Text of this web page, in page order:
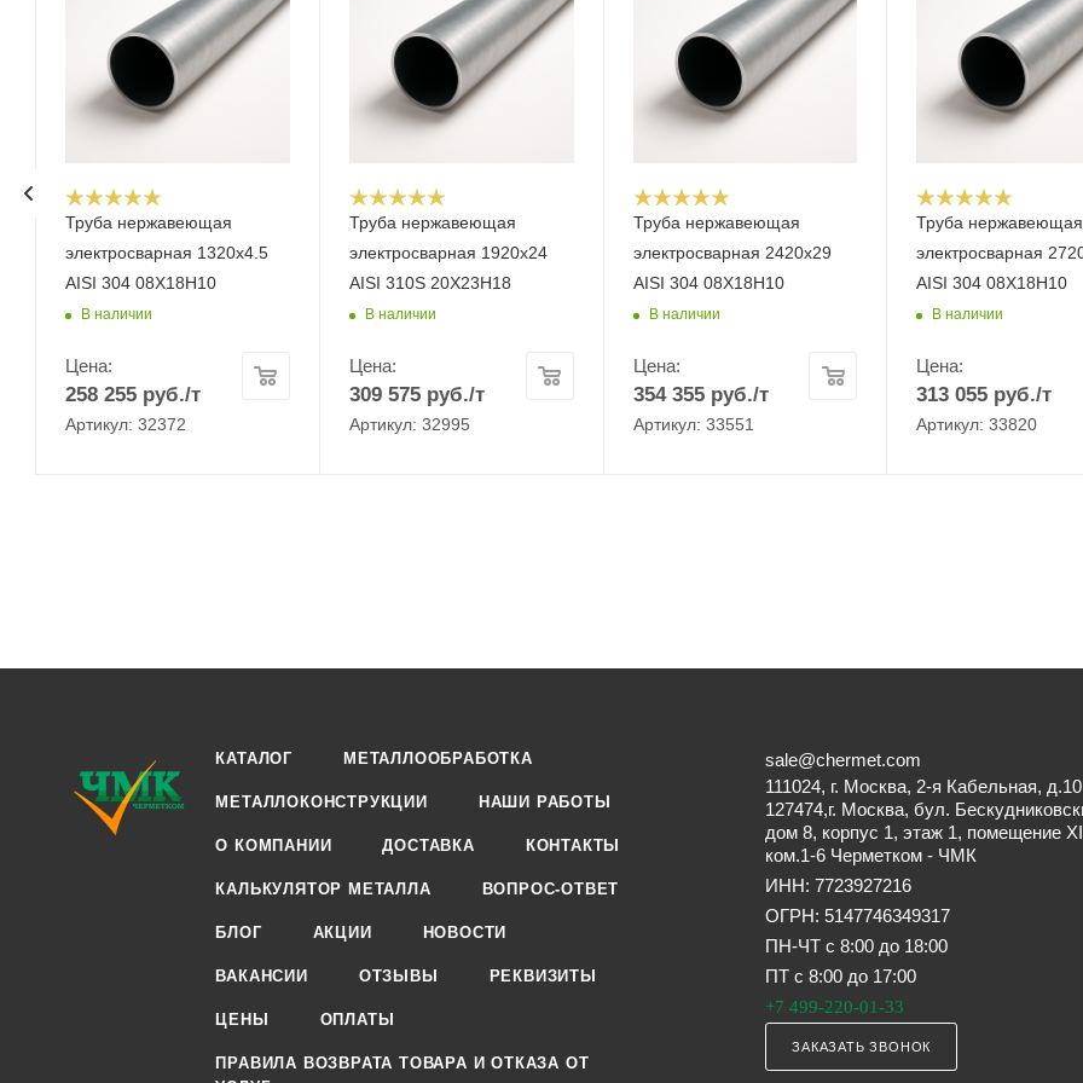
Труба нержавеющая
электросварная 1320х4.5
AISI 304 08Х18Н10
В наличии
Цена:
258 255 руб./т
Артикул: 32372
Труба нержавеющая
электросварная 1920х24
AISI 310S 20Х23Н18
В наличии
Цена:
309 575руб./т
Артикул: 32995
Труба нержавеющая
электросварная 2420х29
AISI 304 08Х18Н10
В наличии
Цена:
354 355руб./т
Артикул: 33551
Труба нержавеющая
электросварная
AISI 304 08Х18Н10
В наличии
Цена:
313 055 руб./т
Артикул: 33820
КАТАЛОГ МЕТАЛЛООБРАБОТКА
МЕТАЛЛОКОНСТРУКЦИИ НАШИ РАБОТЫ
О КОМПАНИИ ДОСТАВКА КОНТАКТЫ
КАЛЬКУЛЯТОР МЕТАЛЛА ВОПРОС-ОТВЕТ
БЛОГ АКЦИИ НОВОСТИ
ВАКАНСИИ ОТЗЫВЫ РЕКВИЗИТЫ
ЦЕНЫ ОПЛАТЫ
ПРАВИЛА ВОЗВРАТА ТОВАРА И ОТКАЗА ОТ
sale@chermet.com
111024, г. Москва, 2-я Кабельная, д.10
127474,г. Москва, бул.
дом 8, корпус 1, этаж 1, помещение
ком.1-6 Черметком - ЧМК
ИНН: 7723927216
ОГРН: 5147746349317
ПН-ЧТ с 8:00 до 18:00
ПТ с 8:00 до 17:00
+7 499-220-01-33
ЗАКАЗАТЬ ЗВОНОК